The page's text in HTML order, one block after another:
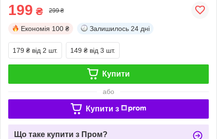
199 ₴ 299 ₴
Економія 100 ₴ Залишилось 24 дні
179 ₴ від 2 шт. 149 ₴ від 3 шт.
Купити
або
Купити з
Що таке купити з Пром?